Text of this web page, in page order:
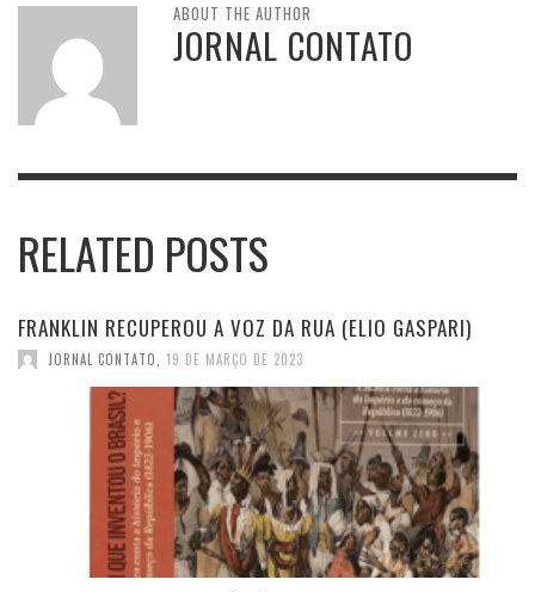
ABOUT THE AUTHOR
JORNAL CONTATO
RELATED POSTS
FRANKLIN RECUPEROU A VOZ DA RUA (ELIO GASPARI)
JORNAL CONTATO, 19 DE MARÇO DE 2023